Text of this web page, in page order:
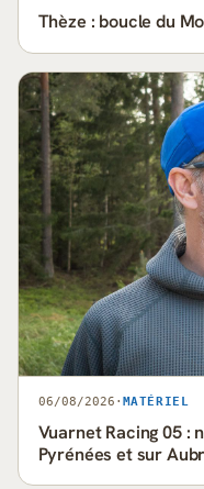
Thèze : boucle du
06/08/2026 · MATÉRIEL
Vuarnet Racing 05 :
Pyrénées et sur